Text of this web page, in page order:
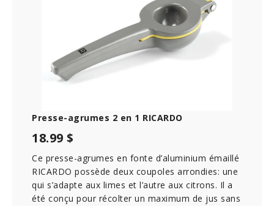
Presse-agrumes 2 en 1 RICARDO
18.99 $
Ce presse-agrumes en fonte d’aluminium émaillé
RICARDO possède deux coupoles arrondies: une
qui s’adapte aux limes et l’autre aux citrons. Il a
été conçu pour récolter un maximum de jus sans